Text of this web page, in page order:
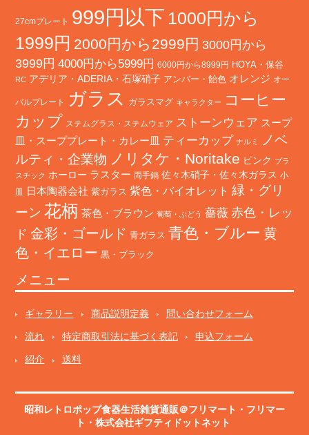
27cmプレート 999円以下 1000円から
1999円 2000円から2999円 3000円から
3999円 4000円から5999円 6000円から8999円 HOYA・保谷
RC アデリア・ADERIA・石塚硝子 アンバー・飴色 オレンジ オー
バルプレート ガラス ガラスマグ キャラクター
コーヒー
カップ ステムグラス・ステムウェア ストーンウェア スープ
皿・スーププレート・カレー皿 ティーカップ ナルミ
ノベ
ルティ・企業物 ノリタケ・Noritake ピンク プラ
スチック ホーロー ラスター 両手鍋 佐々木硝子・佐々木ガラス 小
皿
日本陶器会社 紫ガラス 紫色・バイオレット 緑・グリ
ーン 花柄 茶色・ブラウン 葡萄・ぶどう 薔薇 赤色・レッ
ド 金彩・ゴールド 青ガラス 青色・ブルー 黄
色・イエロー 黒・ブラック
メニュー
ギャラリー 商品説明定義 問い合わせフォーム
流れ 特定商取引法に基づく表記 申込フォーム
紹介 送料
昭和レトロポップ食器生活雑貨通販＠フリマート ・ フリマー
ト ・株式会社ギフティドットネット